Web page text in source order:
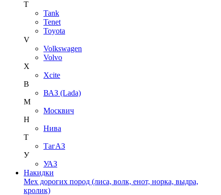
T
Tank
Tenet
Toyota
V
Volkswagen
Volvo
X
Xcite
В
ВАЗ (Lada)
М
Москвич
Н
Нива
Т
ТагАЗ
У
УАЗ
Накидки
Мех дорогих пород (лиса, волк, енот, норка, выдра,
кролик)